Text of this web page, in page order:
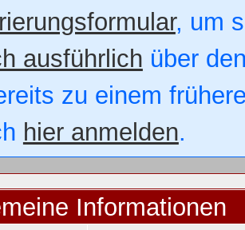
, um
ausführlich über
zu einem
hier anmelden.
Informationen